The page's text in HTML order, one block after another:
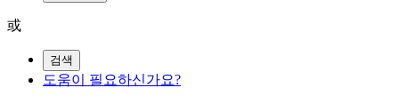
或
검색
도움이 필요하신가요?